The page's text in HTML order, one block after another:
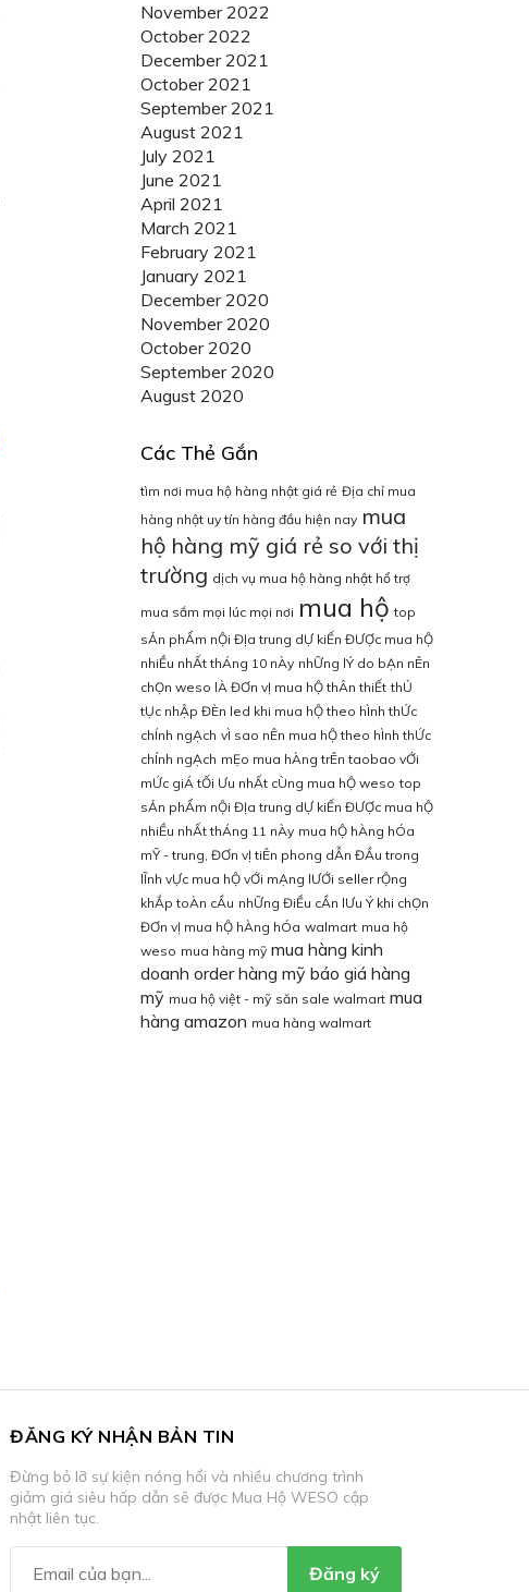
November 2022
October 2022
December 2021
October 2021
September 2021
August 2021
July 2021
June 2021
April 2021
March 2021
February 2021
January 2021
December 2020
November 2020
October 2020
September 2020
August 2020
Các Thẻ Gắn
tìm nơi mua hộ hàng nhật giá rẻ Địa chỉ mua
hàng nhật uy tín hàng đầu hiện nay mua
hộ hàng mỹ giá rẻ so với thị
trường dịch vụ mua hộ hàng nhật hổ trợ
mua sắm mọi lúc mọi nơi mua hộ top
sẢn phẨm nỘi ĐỊa trung dỰ kiẾn ĐƯỢc mua hỘ
nhiỀu nhẤt thÁng 10 nÀy nhỮng lÝ do bẠn nÊn
chỌn weso lÀ ĐƠn vỊ mua hỘ thÂn thiẾt thỦ
tỤc nhẬp ĐÈn led khi mua hỘ theo hÌnh thỨc
chÍnh ngẠch vÌ sao nÊn mua hỘ theo hÌnh thỨc
chÍnh ngẠch mẸo mua hÀng trÊn taobao vỚi
mỨc giÁ tỐi Ưu nhẤt cÙng mua hỘ weso top
sẢn phẨm nỘi ĐỊa trung dỰ kiẾn ĐƯỢc mua hỘ
nhiỀu nhẤt thÁng 11 nÀy mua hỘ hÀng hÓa
mỸ - trung, ĐƠn vỊ tiÊn phong dẪn ĐẦu trong
lĨnh vỰc mua hỘ vỚi mẠng lƯỚi seller rỘng
khẮp toÀn cẦu nhỮng ĐiỀu cẦn lƯu Ý khi chỌn
ĐƠn vỊ mua hỘ hÀng hÓa walmart mua hộ
weso mua hàng mỹ mua hàng kinh
doanh order hàng mỹ báo giá hàng
mỹ mua hộ việt - mỹ săn sale walmart mua
hàng amazon mua hàng walmart
ĐĂNG KÝ NHẬN BẢN TIN
Đừng bỏ lỡ sự kiện nóng hổi và nhiều chương trình
giảm giá siêu hấp dẫn sẽ được Mua Hộ WESO cập
nhật liên tục.
Đăng ký